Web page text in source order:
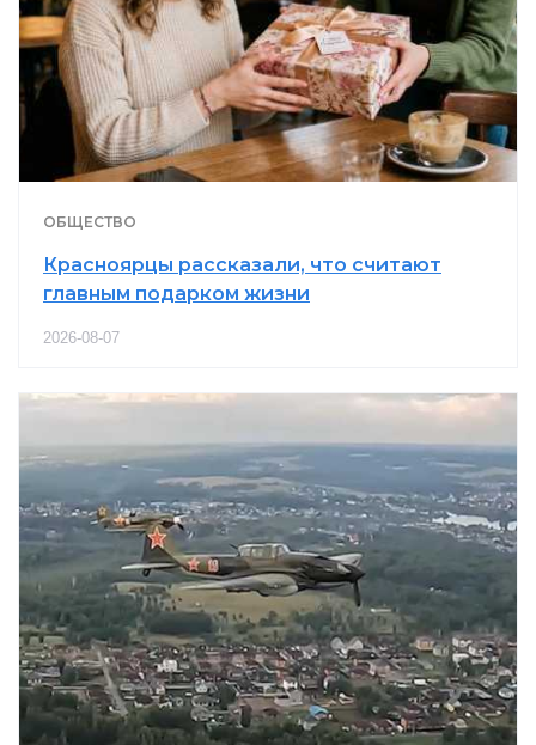
ОБЩЕСТВО
Красноярцы рассказали, что считают
главным подарком жизни
2026-08-07